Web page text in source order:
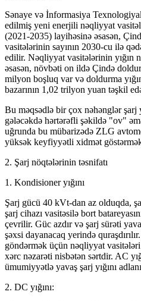
Sənaye və İnformasiya
edilmiş yeni enerjili nəqliyyat
(2021-2035) layihəsinə əsasən,
vasitələrinin sayının 2030-cu ilə
edilir. Nəqliyyat vasitələrinin yığın
əsasən, növbəti on ildə Çində
milyon boşluq var və doldurma
bazarının 1,02 trilyon yuan təşkil
Bu məqsədlə bir çox nəhənglər şarj
gələcəkdə hərtərəfli şəkildə "ov"
uğrunda bu mübarizədə ZLG
yüksək keyfiyyətli xidmət göstərmək
2. Şarj nöqtələrinin təsnifatı
1. Kondisioner yığını
Şarj gücü 40 kVt-dan az olduqda,
şarj cihazı vasitəsilə bort
çevrilir. Güc azdır və şarj sürəti
şəxsi dayanacaq yerində
göndərmək üçün nəqliyyat vasitələri
xərc nəzarəti nisbətən sərtdir. AC
ümumiyyətlə yavaş şarj yığını
2. DC yığını: